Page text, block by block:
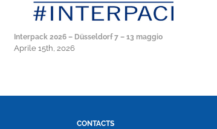
Interpack 2026 – Düsseldorf 7 – 13 maggio
Aprile 15th, 2026
CONTACTS